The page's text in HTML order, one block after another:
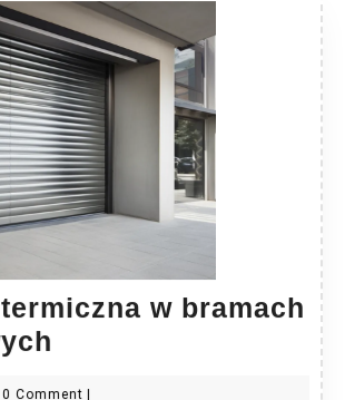
w bramach
0 Comment